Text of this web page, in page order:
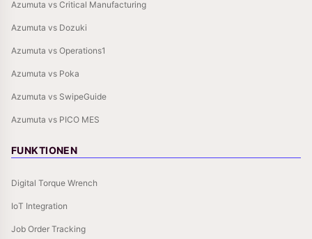
Azumuta vs Critical Manufacturing
Azumuta vs Dozuki
Azumuta vs Operations1
Azumuta vs Poka
Azumuta vs SwipeGuide
Azumuta vs PICO MES
FUNKTIONEN
Digital Torque Wrench
IoT Integration
Job Order Tracking